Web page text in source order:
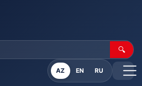
🔍
AZ EN RU